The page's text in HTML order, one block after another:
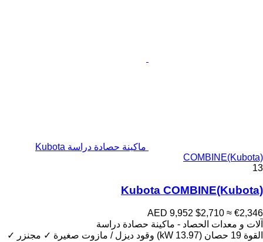
ماكينة حصادة دراسة Kubota
COMBINE(Kubota)
13
Kubota COMBINE(Kubota)
AED 9,952 $2,710 ≈ €2,346
آلات و معدات الحصاد - ماكينة حصادة دراسة
القوة 19 حصان (13.97 kW) وقود ديزل / مازوت صغيرة ✓ مجنزر
✓